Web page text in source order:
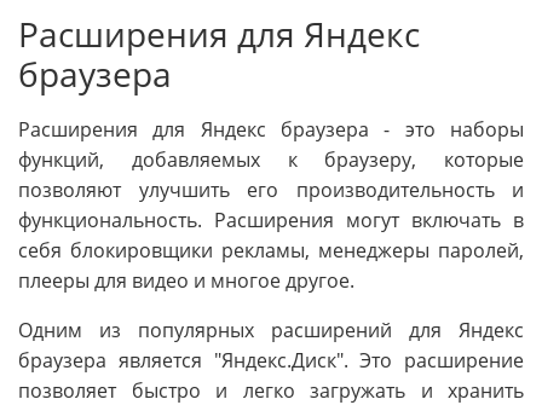
Расширения для Яндекс
браузера
Расширения для Яндекс браузера - это наборы
функций, добавляемых к браузеру, которые
позволяют улучшить его производительность и
функциональность. Расширения могут включать в
себя блокировщики рекламы, менеджеры паролей,
плееры для видео и многое другое.
Одним из популярных расширений для Яндекс
браузера является "Яндекс.Диск". Это расширение
позволяет быстро и легко загружать и хранить